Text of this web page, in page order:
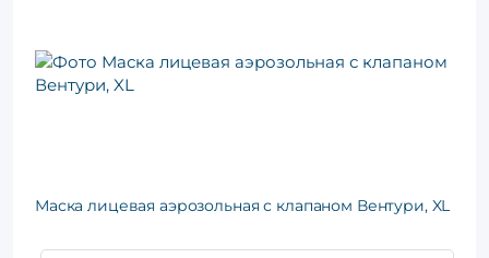
Маска лицевая аэрозольная с клапаном Вентури, XL